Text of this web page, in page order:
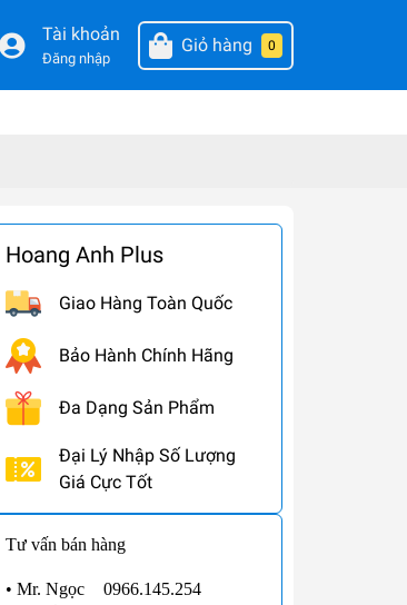
Tài khoản
Đăng nhập
Giỏ hàng 0
Hoang Anh Plus
Giao Hàng Toàn Quốc
Bảo Hành Chính Hãng
Đa Dạng Sản Phẩm
Đại Lý Nhập Số Lượng
Giá Cực Tốt
Tư vấn bán hàng
• Mr. Ngọc
0966.145.254